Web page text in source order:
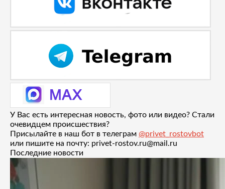
У Вас есть интересная новость, фото или видео? Стали
очевидцем происшествия?
Присылайте в наш бот в телеграм @privet_rostovbot
или пишите на почту: privet-rostov.ru@mail.ru
Последние новости